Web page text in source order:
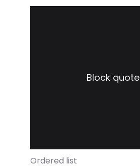
Block quote
Ordered list